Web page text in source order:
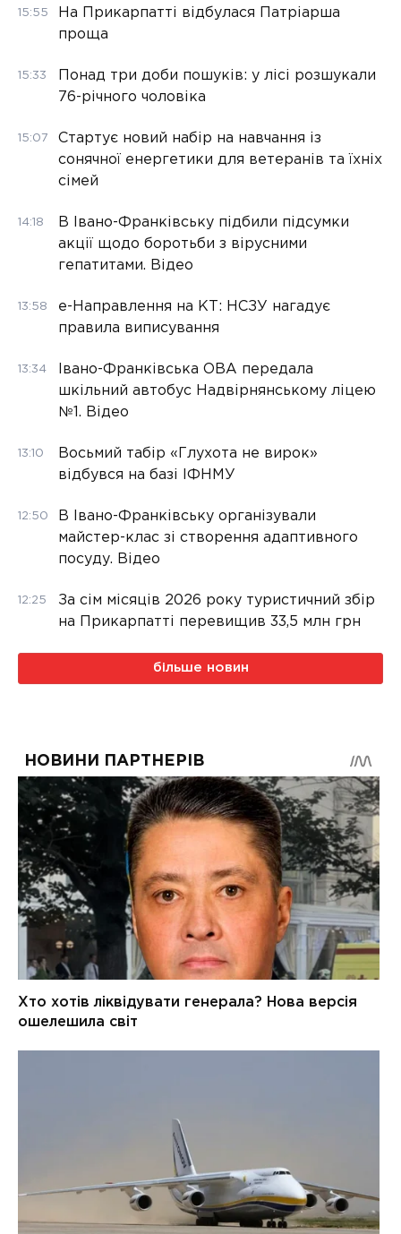
15:55
На Прикарпатті відбулася Патріарша
проща
15:33
Понад три доби пошуків: у лісі розшукали
76-річного чоловіка
15:07
Стартує новий набір на навчання із
сонячної енергетики для ветеранів та їхніх
сімей
14:18
В Івано-Франківську підбили підсумки
акції щодо боротьби з вірусними
гепатитами. Відео
13:58
е-Направлення на КТ: НСЗУ нагадує
правила виписування
13:34
Івано-Франківська ОВА передала
шкільний автобус Надвірнянському ліцею
№1. Відео
13:10
Восьмий табір «Глухота не вирок»
відбувся на базі ІФНМУ
12:50
В Івано-Франківську організували
майстер-клас зі створення адаптивного
посуду. Відео
12:25
За сім місяців 2026 року туристичний збір
на Прикарпатті перевищив 33,5 млн грн
більше новин